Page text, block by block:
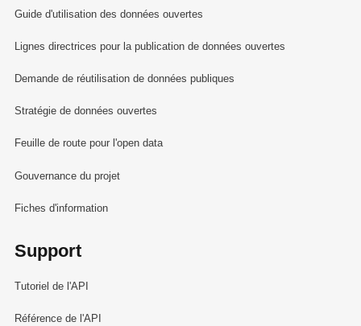
Guide d'utilisation des données ouvertes
Lignes directrices pour la publication de données ouvertes
Demande de réutilisation de données publiques
Stratégie de données ouvertes
Feuille de route pour l'open data
Gouvernance du projet
Fiches d'information
Support
Tutoriel de l'API
Référence de l'API